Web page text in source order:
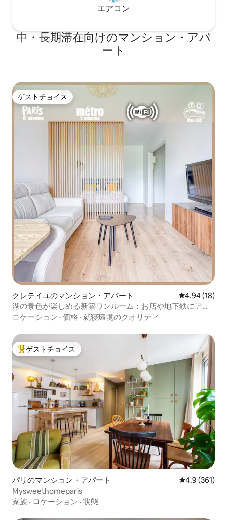
エアコン
中・長期滞在向けのマンション・アパ
ート
ゲストチョイス
ゲストチョイス
クレテイユのマンション・アパート レビュー18
4.94 (18)
湖の景色が楽しめる新築ワンルーム：お店や地下鉄にアク
セス良好
ロケーション · 価格 · 就寝環境のクオリティ
大好評のゲストチョイスです。
ゲストチョイス
パリのマンション・アパート レビュー361
4.9 (361)
Mysweethomeparis
家族 · ロケーション · 状態